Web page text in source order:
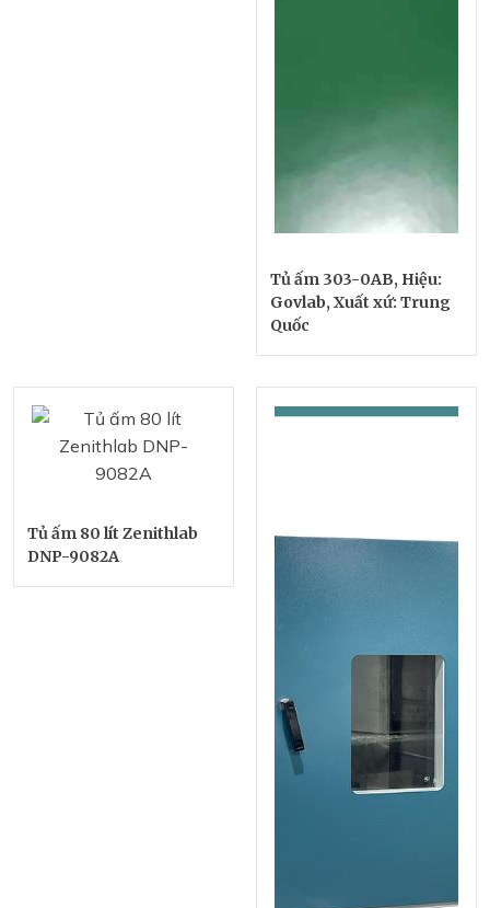
Tủ ấm 303-0AB, Hiệu:
Govlab, Xuất xứ: Trung
Quốc
Tủ ấm 80 lít Zenithlab
DNP-9082A